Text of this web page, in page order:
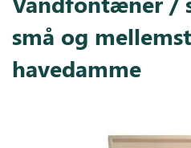
små og
havedamme